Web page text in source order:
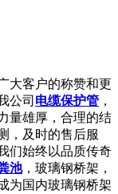
客户的称赞和更
公司 电缆保护管 ，
量雄厚，合理的结
，及时的售后服
们始终以品质传奇
池，玻璃钢桥架，
为国内玻璃钢桥架